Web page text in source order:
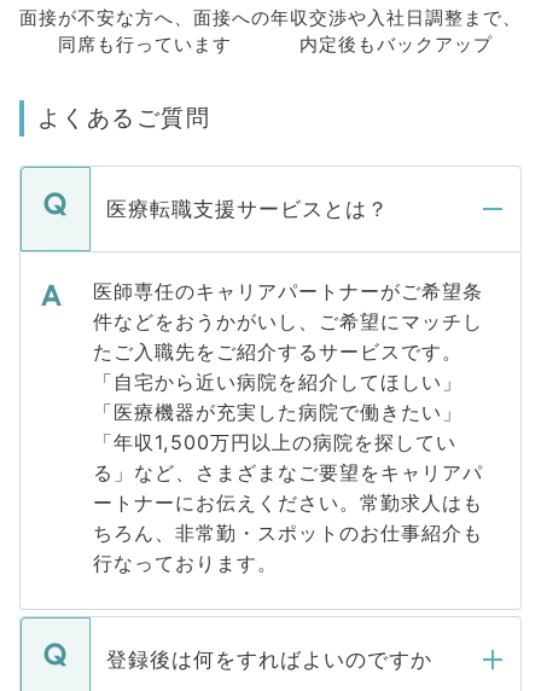
面接が不安な方へ、 面接への
同席も行っています
年収交渉や入社日調整まで、
内定後もバックアップ
よくあるご質問
医療転職支援サービスとは？
医師専任のキャリアパートナーがご希望条
件などをおうかがいし、ご希望にマッチし
たご入職先をご紹介するサービスです。
「自宅から近い病院を紹介してほしい」
「医療機器が充実した病院で働きたい」
「年収1,500万円以上の病院を探してい
る」など、さまざまなご要望をキャリアパ
ートナーにお伝えください。常勤求人はも
ちろん、非常勤・スポットのお仕事紹介も
行なっております。
登録後は何をすればよいのですか